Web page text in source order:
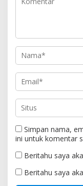
Simpan nama,
ini untuk komentar
Beritahu saya
Beritahu saya